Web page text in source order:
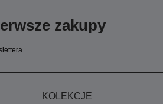
zakupy
KOLEKCJE